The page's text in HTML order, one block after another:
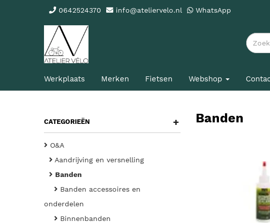
0642524370 info@ateliervelo.nl WhatsApp
Werkplaats Merken Fietsen Webshop
CATEGORIEËN +
O&A
Aandrijving en versnelling
Banden
Banden accessoires en
onderdelen
Binnenbanden
Banden